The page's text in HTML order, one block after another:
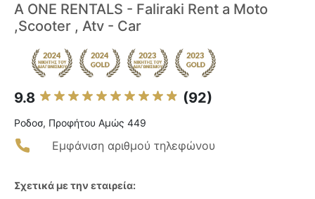
A ONE RENTALS - Faliraki Rent a Moto
,Scooter , Atv - Car
9.8 (92)
Ροδοσ, Προφήτου Αμώς 449
Εμφάνιση αριθμού τηλεφώνου
Σχετικά με την εταιρεία: